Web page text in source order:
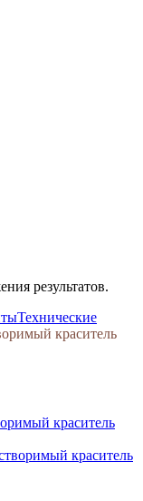
результатов.
Технические
краситель
краситель
краситель